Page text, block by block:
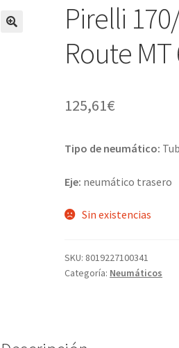
Pirelli
Route
125,61€
Tipo de neumático:
Eje: neumático trasero
Sin existencias
SKU: 8019227100341
Categoría: Neumáticos